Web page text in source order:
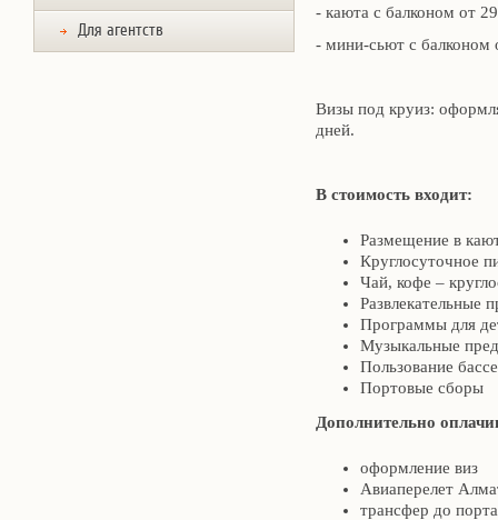
Для агентств
- каюта с балконом от
- мини-сьют с балконом
Визы под круиз:
дней.
В стоимость входит:
Размещение в
Круглосуточное
Чай, кофе –
Развлекательные
Программы для
Музыкальные
Пользование
Портовые сборы
Дополнительно
оформление виз
Авиаперелет
трансфер до